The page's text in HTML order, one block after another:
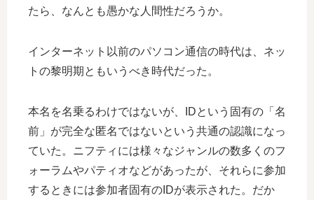
たら、なんとも愚かな人間性だろうか。
インターネット以前のパソコン通信の時代は、ネッ
トの黎明期ともいうべき時代だった。
本名を名乗るわけではないが、IDという固有の「名
前」が完全な匿名ではないという共通の認識になっ
ていた。ニフティには様々なジャンルの数多くのフ
ォーラムやパティオなどがあったが、それらに参加
するときには参加者固有のIDが表示された。だか